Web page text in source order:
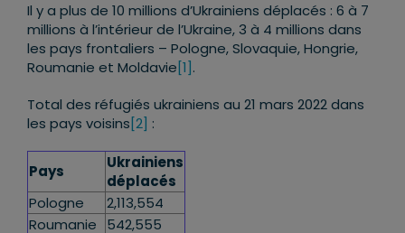
Il y a plus de 10 millions d’Ukrainiens déplacés : 6 à 7
millions à l’intérieur de l’Ukraine, 3 à 4 millions dans
les pays frontaliers – Pologne, Slovaquie, Hongrie,
Roumanie et Moldavie[1].
Total des réfugiés ukrainiens au 21 mars 2022 dans
les pays voisins[2] :
Pays
Ukrainiens
déplacés
Pologne
2,113,554
Roumanie
542,555